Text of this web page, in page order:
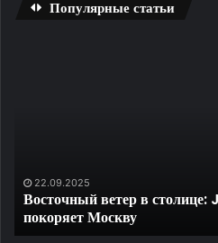
Популярные статьи
покоряет
Москву
22.09.2025
Восточный ветер в
покоряет Москву